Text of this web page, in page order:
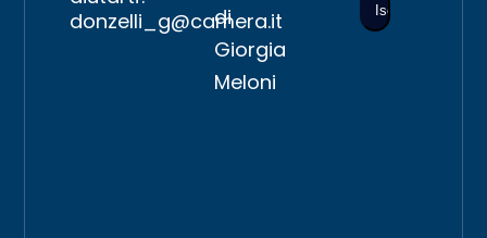
donzelli_g@camera.it
di
Giorgia
Meloni